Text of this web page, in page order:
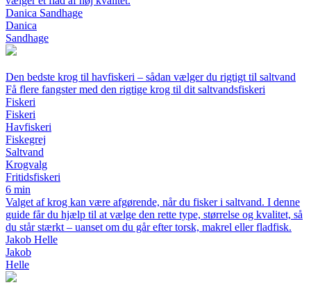
Danica Sandhage
Danica
Sandhage
Den bedste krog til havfiskeri – sådan vælger du rigtigt til saltvand
Få flere fangster med den rigtige krog til dit saltvandsfiskeri
Fiskeri
Fiskeri
Havfiskeri
Fiskegrej
Saltvand
Krogvalg
Fritidsfiskeri
6 min
Valget af krog kan være afgørende, når du fisker i saltvand. I denne
guide får du hjælp til at vælge den rette type, størrelse og kvalitet, så
du står stærkt – uanset om du går efter torsk, makrel eller fladfisk.
Jakob Helle
Jakob
Helle